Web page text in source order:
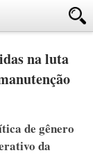
na luta
de gênero
da